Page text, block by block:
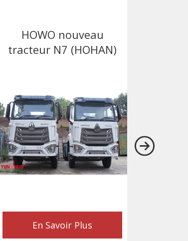
HOWO nouveau
tracteur N7 (HOHAN)
En Savoir Plus